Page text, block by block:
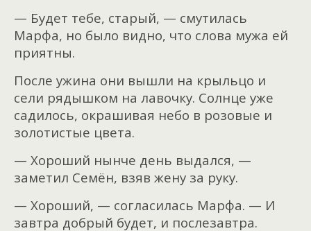
— Будет тебе, старый, — смутилась
Марфа, но было видно, что слова мужа ей
приятны.
После ужина они вышли на крыльцо и
сели рядышком на лавочку. Солнце уже
садилось, окрашивая небо в розовые и
золотистые цвета.
— Хороший нынче день выдался, —
заметил Семён, взяв жену за руку.
— Хороший, — согласилась Марфа. — И
завтра добрый будет, и послезавтра.